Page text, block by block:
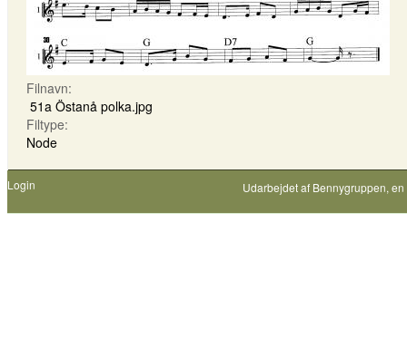
Filnavn:
51a Östanå polka.jpg
Filtype:
Node
Login Udarbejdet af Bennygruppen,